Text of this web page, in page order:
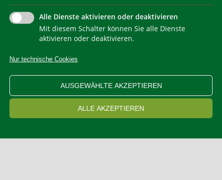
NEWSLETTER
IMPRESSUM PRIVACY
WEB STATISTIKEN
ERKLÄRUNG BARRIEREFREIHEIT
COOKIEEINSTELLUNGEN
Alle Dienste aktivieren oder deaktivieren
Mit diesem Schalter können Sie alle Dienste
aktivieren oder deaktivieren.
Nur technische Cookies
AUSGEWÄHLTE AKZEPTIEREN
ALLE AKZEPTIEREN